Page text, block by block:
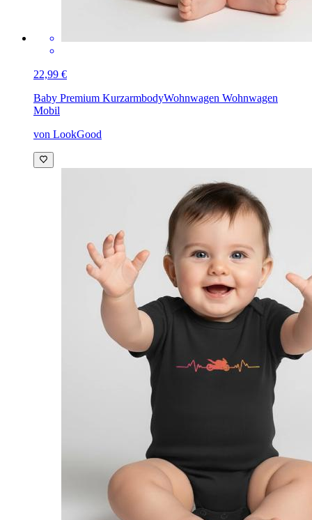
22,99 €
Baby Premium KurzarmbodyWohnwagen Wohnwagen
Mobil
von LookGood